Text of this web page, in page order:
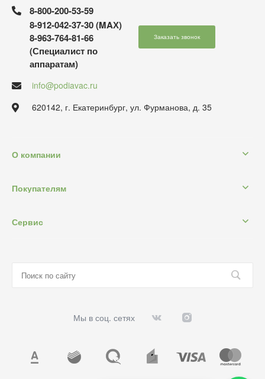
8-800-200-53-59
8-912-042-37-30 (MAХ)
8-963-764-81-66
(Специалист по
аппаратам)
Заказать звонок
info@podiavac.ru
620142, г. Екатеринбург, ул. Фурманова, д. 35
О компании
Покупателям
Сервис
Мы в соц. сетях